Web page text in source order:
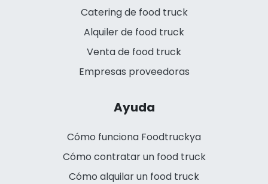
Catering de food truck
Alquiler de food truck
Venta de food truck
Empresas proveedoras
Ayuda
Cómo funciona Foodtruckya
Cómo contratar un food truck
Cómo alquilar un food truck